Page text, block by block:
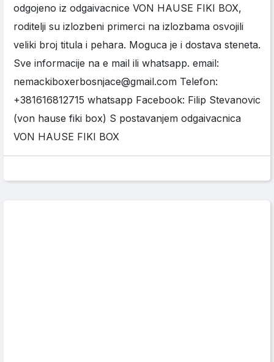
odgojeno iz odgaivacnice VON HAUSE FIKI BOX,
roditelji su izlozbeni primerci na izlozbama osvojili
veliki broj titula i pehara. Moguca je i dostava steneta.
Sve informacije na e mail ili whatsapp. email:
nemackiboxerbosnjace@gmail.com Telefon:
+381616812715 whatsapp Facebook: Filip Stevanovic
(von hause fiki box) S postavanjem odgaivacnica
VON HAUSE FIKI BOX